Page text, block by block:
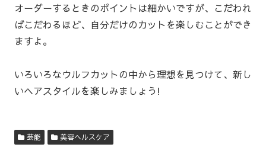
オーダーするときのポイントは細かいですが、こだわれ
ばこだわるほど、自分だけのカットを楽しむことができ
ますよ。
いろいろなウルフカットの中から理想を見つけて、新し
いヘアスタイルを楽しみましょう!
芸能 美容ヘルスケア